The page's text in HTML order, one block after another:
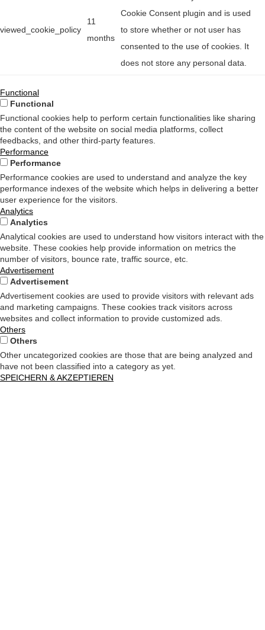
viewed_cookie_policy
11
months
Cookie Consent plugin and is used
to store whether or not user has
consented to the use of cookies. It
does not store any personal data.
Functional
Functional
Functional cookies help to perform certain functionalities like sharing
the content of the website on social media platforms, collect
feedbacks, and other third-party features.
Performance
Performance
Performance cookies are used to understand and analyze the key
performance indexes of the website which helps in delivering a better
user experience for the visitors.
Analytics
Analytics
Analytical cookies are used to understand how visitors interact with the
website. These cookies help provide information on metrics the
number of visitors, bounce rate, traffic source, etc.
Advertisement
Advertisement
Advertisement cookies are used to provide visitors with relevant ads
and marketing campaigns. These cookies track visitors across
websites and collect information to provide customized ads.
Others
Others
Other uncategorized cookies are those that are being analyzed and
have not been classified into a category as yet.
SPEICHERN & AKZEPTIEREN